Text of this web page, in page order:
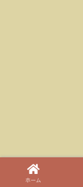
ホーム